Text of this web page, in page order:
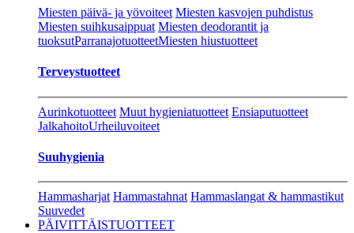
Miesten päivä- ja yövoiteet Miesten kasvojen puhdistus
Miesten suihkusaippuat Miesten deodorantit ja
tuoksutParranajotuotteetMiesten hiustuotteet
Terveystuotteet
Aurinkotuotteet Muut hygieniatuotteet Ensiaputuotteet
JalkahoitoUrheiluvoiteet
Suuhygienia
Hammasharjat Hammastahnat Hammaslangat & hammastikut
Suuvedet
PÄIVITTÄISTUOTTEET